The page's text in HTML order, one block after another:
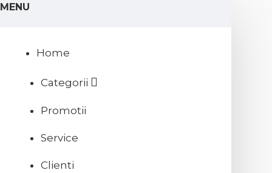
MENU
Home
Categorii
Promotii
Service
Clienti